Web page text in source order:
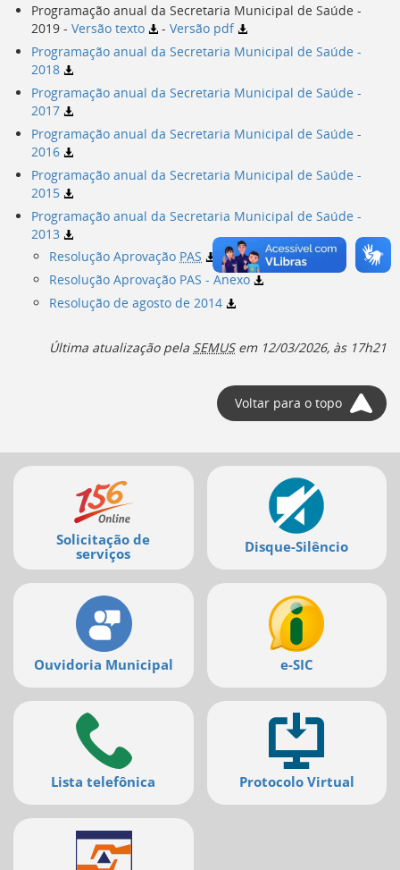
de
legislação
[]
Ir
para
a
listagem
de
notícias
[]
Ir
para
o
conteúdo
página
[]
para
o
início
Programação anual da Secretaria Municipal de Saúde -
2019 - Versão texto - Versão pdf
Programação anual da Secretaria Municipal de Saúde -
2018
Programação anual da Secretaria Municipal de Saúde -
2017
Programação anual da Secretaria Municipal de Saúde -
2016
Programação anual da Secretaria Municipal de Saúde -
2015
Programação anual da Secretaria Municipal de Saúde -
2013
Resolução Aprovação PAS
Resolução Aprovação PAS - Anexo
Resolução de agosto de 2014
Última atualização pela SEMUSem 12/03/2026, às 17h21
Voltar para o topo
Mais
serviços
Solicitação de
serviços
Disque-Silêncio
Ouvidoria Municipal e-SIC
Lista telefônica Protocolo Virtual